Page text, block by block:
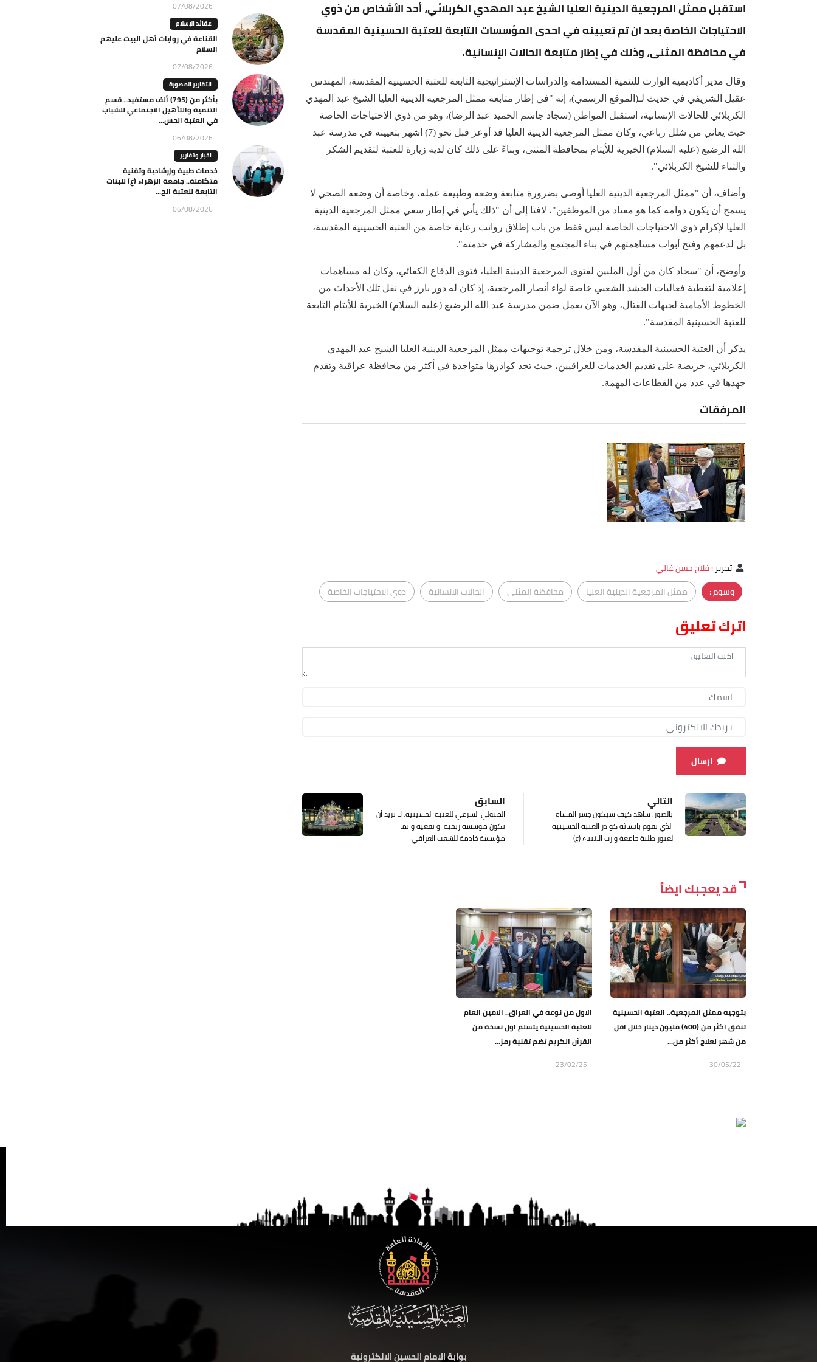
استقبل ممثل المرجعية الدينية العليا الشيخ عبد المهدي الكربلائي، أحد الأشخاص من ذوي
الاحتياجات الخاصة بعد ان تم تعيينه في احدى المؤسسات التابعة للعتبة الحسينية المقدسة
في محافظة المثنى، وذلك في إطار متابعة الحالات الإنسانية.
وقال مدير أكاديمية الوارث للتنمية المستدامة والدراسات الإستراتيجية التابعة للعتبة الحسينية المقدسة، المهندس
عقيل الشريفي في حديث لـ(الموقع الرسمي)، إنه "في إطار متابعة ممثل المرجعية الدينية العليا الشيخ عبد المهدي
الكربلائي للحالات الإنسانية، استقبل المواطن (سجاد جاسم الحميد عبد الرضا)، وهو من ذوي الاحتياجات الخاصة
حيث يعاني من شلل رباعي، وكان ممثل المرجعية الدينية العليا قد أوعز قبل نحو (7) اشهر بتعيينه في مدرسة عبد
الله الرضيع (عليه السلام) الخيرية للأيتام بمحافظة المثنى، وبناءً على ذلك كان لديه زيارة للعتبة لتقديم الشكر
والثناء للشيخ الكربلائي".
وأضاف، أن "ممثل المرجعية الدينية العليا أوصى بضرورة متابعة وضعه وطبيعة عمله، وخاصة أن وضعه الصحي لا
يسمح أن يكون دوامه كما هو معتاد من الموظفين"، لافتا إلى أن "ذلك يأتي في إطار سعي ممثل المرجعية الدينية
العليا لإكرام ذوي الاحتياجات الخاصة ليس فقط من باب إطلاق رواتب رعاية خاصة من العتبة الحسينية المقدسة،
بل لدعمهم وفتح أبواب مساهمتهم في بناء المجتمع والمشاركة في خدمته".
وأوضح، أن "سجاد كان من أول الملبين لفتوى المرجعية الدينية العليا، فتوى الدفاع الكفائي، وكان له مساهمات
إعلامية لتغطية فعاليات الحشد الشعبي خاصة لواء أنصار المرجعية، إذ كان له دور بارز في نقل تلك الأحداث من
الخطوط الأمامية لجبهات القتال، وهو الآن يعمل ضمن مدرسة عبد الله الرضيع (عليه السلام) الخيرية للأيتام التابعة
للعتبة الحسينية المقدسة".
يذكر أن العتبة الحسينية المقدسة، ومن خلال ترجمة توجيهات ممثل المرجعية الدينية العليا الشيخ عبد المهدي
الكربلائي، حريصة على تقديم الخدمات للعراقيين، حيث تجد كوادرها متواجدة في أكثر من محافظة عراقية وتقدم
جهدها في عدد من القطاعات المهمة.
المرفقات
تحرير:فلاح حسن غالي
وسوم :
ممثل المرجعية الدينية العليا محافظة المثنى الحالات الانسانية ذوي الاحتياجات الخاصة
اترك تعليق
ارسال
السابق
المتولي الشرعي للعتبة الحسينية: لا نريد أن
نكون مؤسسة ربحية او نفعية وانما
مؤسسة خادمة للشعب العراقي
التالي
بالصور: شاهد كيف سيكون جسر المشاة
الذي تقوم بانشائه كوادر العتبة الحسينية
لعبور طلبة جامعة وارث الانبياء (ع)
قد يعجبك ايضاً
بتوجيه ممثل المرجعية.. العتبة الحسينية
تنفق اكثر من (400) مليون دينار خلال اقل
من شهر لعلاج أكثر من...
30/05/22
الاول من نوعه في العراق.. الامين العام
للعتبة الحسينية يتسلم اول نسخة من
القرآن الكريم تضم تقنية رمز...
23/02/25
07/08/2026
عقائد الإسلام
القناعة في روايات أهل البيت عليهم
السلام
07/08/2026
التقارير المصورة
بأكثر من (795) ألف مستفيد.. قسم
التنمية والتأهيل الاجتماعي للشباب
في العتبة الحس...
06/08/2026
اخبار وتقارير
خدمات طبية وإرشادية وتقنية
متكاملة.. جامعة الزهراء (ع) للبنات
التابعة للعتبة الح...
06/08/2026
بوابة الامام الحسين الالكترونية